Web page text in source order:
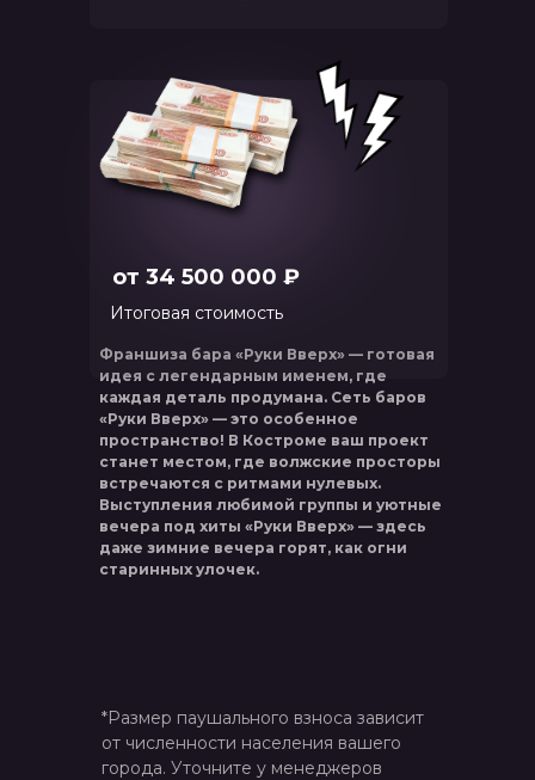
*Размер паушального взноса зависит
от численности населения вашего
города. Уточните у менеджеров
Франшиза бара «Руки Вверх» — готовая
идея с легендарным именем, где
каждая деталь продумана. Сеть баров
«Руки Вверх» — это особенное
пространство! В Костроме ваш проект
станет местом, где волжские просторы
встречаются с ритмами нулевых.
Выступления любимой группы и уютные
вечера под хиты «Руки Вверх» — здесь
даже зимние вечера горят, как огни
старинных улочек.
Итоговая стоимость
от 34 500 000 ₽